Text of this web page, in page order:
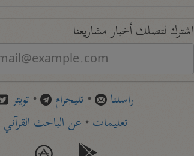
اشترك لتصلك أخبار مشاريعنا
راسلنا • تليجرام • تويتر
تعليمات• عن الباحث القرآني